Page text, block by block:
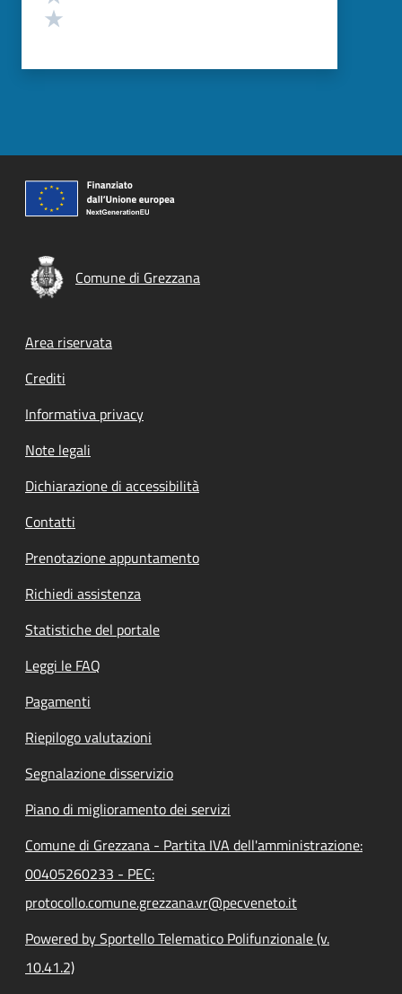
Comune di Grezzana
Footer menu
Area riservata
Crediti
Informativa privacy
Note legali
Dichiarazione di accessibilità
Contatti
Prenotazione appuntamento
Richiedi assistenza
Statistiche del portale
Leggi le FAQ
Pagamenti
Riepilogo valutazioni
Segnalazione disservizio
Piano di miglioramento dei servizi
Comune di Grezzana - Partita IVA dell'amministrazione:
00405260233 - PEC:
protocollo.comune.grezzana.vr@pecveneto.it
Powered by Sportello Telematico Polifunzionale (v.
10.41.2)